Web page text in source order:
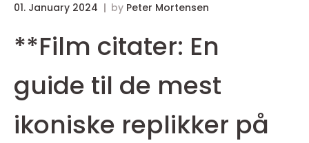
01. January 2024 by Peter Mortensen
**Film citater: En
guide til de mest
ikoniske replikker på